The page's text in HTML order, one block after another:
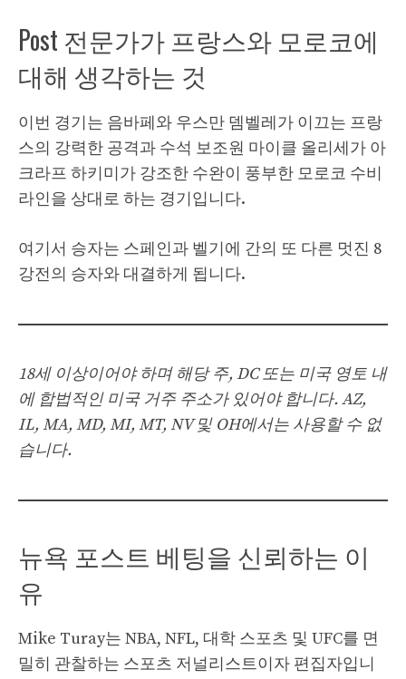
Post 전문가가 프랑스와 모로코에
대해 생각하는 것
이번 경기는 음바페와 우스만 뎀벨레가 이끄는 프랑
스의 강력한 공격과 수석 보조원 마이클 올리세가 아
크라프 하키미가 강조한 수완이 풍부한 모로코 수비
라인을 상대로 하는 경기입니다.
여기서 승자는 스페인과 벨기에 간의 또 다른 멋진 8
강전의 승자와 대결하게 됩니다.
18세 이상이어야 하며 해당 주, DC 또는 미국 영토 내
에 합법적인 미국 거주 주소가 있어야 합니다. AZ,
IL, MA, MD, MI, MT, NV 및 OH에서는 사용할 수 없
습니다.
뉴욕 포스트 베팅을 신뢰하는 이
유
Mike Turay는 NBA, NFL, 대학 스포츠 및 UFC를 면
밀히 관찰하는 스포츠 저널리스트이자 편집자입니